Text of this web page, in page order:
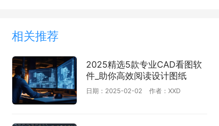
相关推荐
2025精选5款专业CAD看图软
件_助你高效阅读设计图纸
日期：2025-02-02 作者：XXD